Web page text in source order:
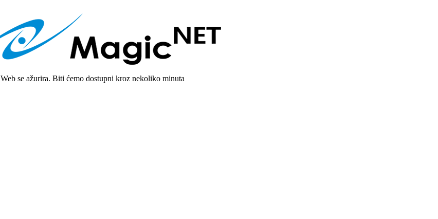
Web se ažurira. Biti ćemo dostupni kroz nekoliko minuta